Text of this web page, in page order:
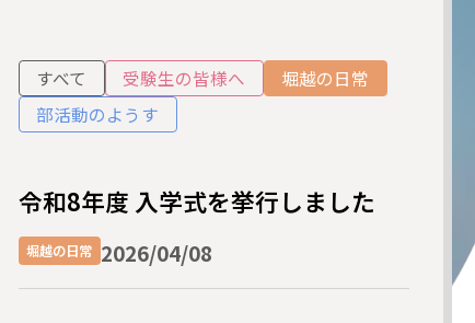
すべて 受験生の皆様へ
堀越の日常
部活動のようす
令和8年度 入学式を挙行しました
堀越の日常 2026/04/08